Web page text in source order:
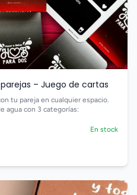
– Juego de cartas
tu pareja en cualquier espacio.
agua con 3 categorías:
En stock